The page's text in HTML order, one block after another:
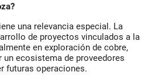
una relevancia especial. La
de proyectos vinculados a la
en exploración de cobre,
ecosistema de proveedores
futuras operaciones.